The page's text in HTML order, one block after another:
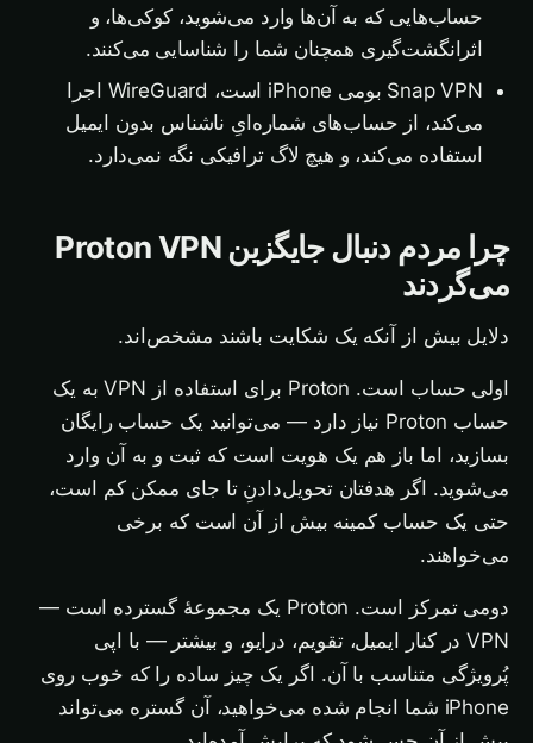
حساب‌هایی که به آن‌ها وارد می‌شوید، کوکی‌ها، و
اثرانگشت‌گیری همچنان شما را شناسایی می‌کنند.
Snap VPN بومی iPhone است، WireGuard اجرا
می‌کند، از حساب‌های شماره‌ایِ ناشناس بدون ایمیل
استفاده می‌کند، و هیچ لاگ ترافیکی نگه نمی‌دارد.
چرا مردم دنبال جایگزین Proton VPN
می‌گردند
دلایل بیش از آنکه یک شکایت باشند مشخص‌اند.
اولی حساب است. Proton برای استفاده از VPN به یک
حساب Proton نیاز دارد — می‌توانید یک حساب رایگان
بسازید، اما باز هم یک هویت است که ثبت و به آن وارد
می‌شوید. اگر هدفتان تحویل‌دادنِ تا جای ممکن کم است،
حتی یک حساب کمینه بیش از آن است که برخی
می‌خواهند.
دومی تمرکز است. Proton یک مجموعهٔ گسترده است —
VPN در کنار ایمیل، تقویم، درایو، و بیشتر — با اپی
پُرویژگی متناسب با آن. اگر یک چیز ساده را که خوب روی
iPhone شما انجام شده می‌خواهید، آن گستره می‌تواند